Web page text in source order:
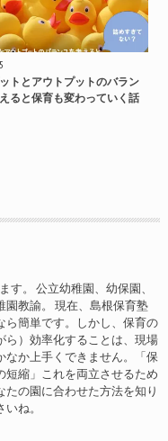
トとアウトプットのバラン
ると保育も変わっていく話
す。 公立幼稚園、幼保園、
園教諭。 現在、島根保育塾
ら簡単です。しかし、保育の
ら）効率化することは、現場
なか上手くできません。「保
短縮」これを両立させるため
の園に合わせた方法を知り
ね。